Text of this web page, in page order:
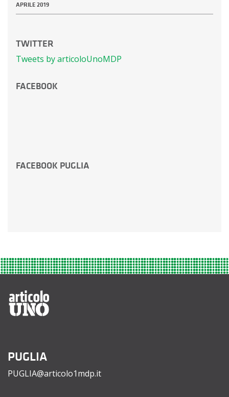
APRILE 2019
TWITTER
Tweets by articoloUnoMDP
FACEBOOK
FACEBOOK PUGLIA
PUGLIA
PUGLIA@articolo1mdp.it